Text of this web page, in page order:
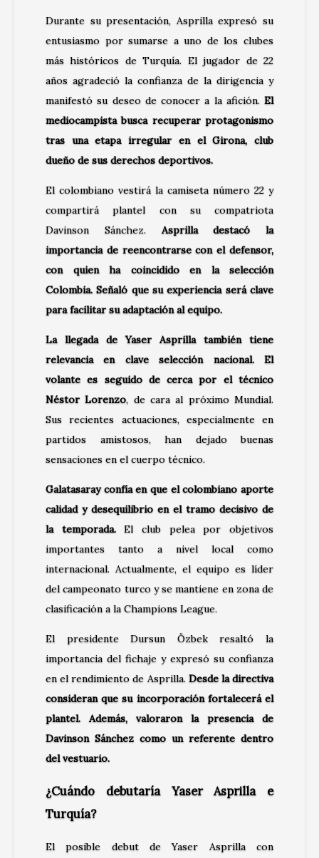
Durante su presentación, Asprilla expresó su
entusiasmo por sumarse a uno de los clubes
más históricos de Turquía. El jugador de 22
años agradeció la confianza de la dirigencia y
manifestó su deseo de conocer a la afición. El
mediocampista busca recuperar protagonismo
tras una etapa irregular en el Girona, club
dueño de sus derechos deportivos.
El colombiano vestirá la camiseta número 22 y
compartirá plantel con su compatriota
Davinson Sánchez.Asprilla destacó la
importancia de reencontrarse con el defensor,
con quien ha coincidido en la selección
Colombia. Señaló que su experiencia será clave
para facilitar su adaptación al equipo.
La llegada de Yaser Asprilla también tiene
relevancia en clave selección nacional. El
volante es seguido de cerca por el técnico
Néstor Lorenzo, de cara al próximo Mundial.
Sus recientes actuaciones, especialmente en
partidos amistosos, han dejado buenas
sensaciones en el cuerpo técnico.
Galatasaray confía en que el colombiano aporte
calidad y desequilibrio en el tramo decisivo de
la temporada.El club pelea por objetivos
importantes tanto a nivel local como
internacional. Actualmente, el equipo es líder
del campeonato turco y se mantiene en zona de
clasificación a la Champions League.
El presidente Dursun Özbek resaltó la
importancia del fichaje y expresó su confianza
en el rendimiento de Asprilla. Desde la directiva
consideran que su incorporación fortalecerá el
plantel. Además, valoraron la presencia de
Davinson Sánchez como un referente dentro
del vestuario.
¿Cuándo debutaría Yaser Asprilla e
Turquía?
El posible debut de Yaser Asprilla con